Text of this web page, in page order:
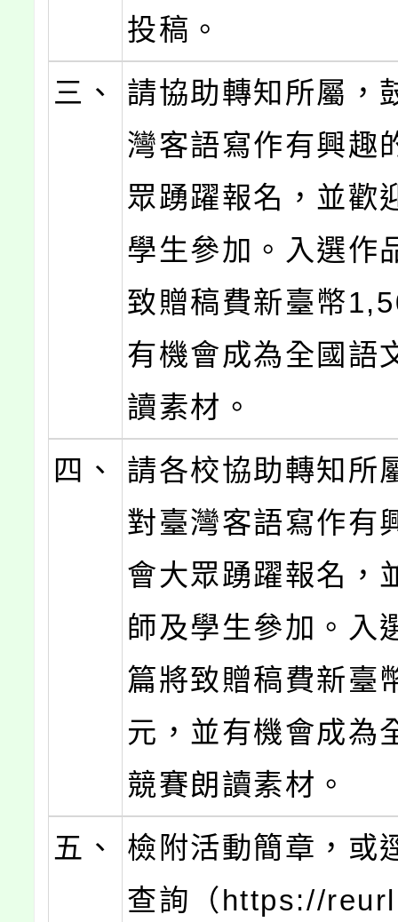
投稿。
三、
請協助轉知所屬，
灣客語寫作有興趣
眾踴躍報名，並歡
學生參加。入選作
致贈稿費新臺幣
有機會成為全國語
讀素材。
四、
請各校協助轉知所
對臺灣客語寫作有
會大眾踴躍報名，
師及學生參加。入
篇將致贈稿費新臺
元，並有機會成為
競賽朗讀素材。
五、
檢附活動簡章，或
查詢（https://